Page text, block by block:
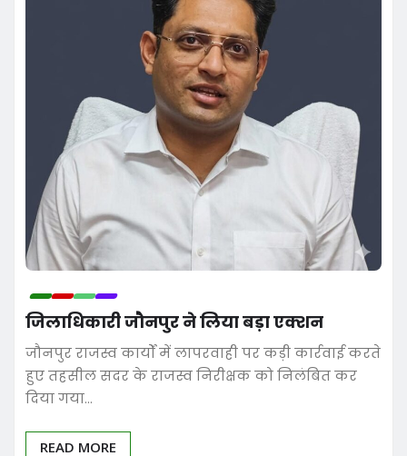
जिलाधिकारी जौनपुर ने लिया बड़ा एक्शन
जौनपुर राजस्व कार्यों में लापरवाही पर कड़ी कार्रवाई करते
हुए तहसील सदर के राजस्व निरीक्षक को निलंबित कर
दिया गया…
READ MORE